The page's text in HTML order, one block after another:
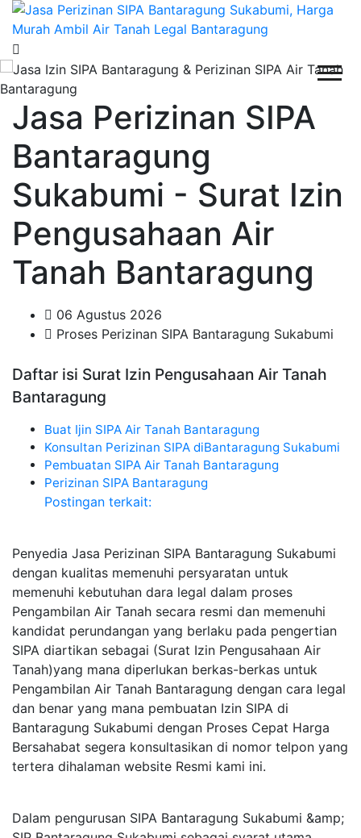
Jasa Perizinan SIPA
Bantaragung
Sukabumi - Surat Izin
Pengusahaan Air
Tanah Bantaragung
06 Agustus 2026
Proses Perizinan SIPA Bantaragung Sukabumi
Daftar isi Surat Izin Pengusahaan Air Tanah
Bantaragung
Buat Ijin SIPA Air Tanah Bantaragung
Konsultan Perizinan SIPA diBantaragung Sukabumi
Pembuatan SIPA Air Tanah Bantaragung
Perizinan SIPA Bantaragung
Postingan terkait:
Penyedia Jasa Perizinan SIPA Bantaragung Sukabumi
dengan kualitas memenuhi persyaratan untuk
memenuhi kebutuhan dara legal dalam proses
Pengambilan Air Tanah secara resmi dan memenuhi
kandidat perundangan yang berlaku pada pengertian
SIPA diartikan sebagai (Surat Izin Pengusahaan Air
Tanah)yang mana diperlukan berkas-berkas untuk
Pengambilan Air Tanah Bantaragung dengan cara legal
dan benar yang mana pembuatan Izin SIPA di
Bantaragung Sukabumi dengan Proses Cepat Harga
Bersahabat segera konsultasikan di nomor telpon yang
tertera dihalaman website Resmi kami ini.
Dalam pengurusan SIPA Bantaragung Sukabumi &amp;